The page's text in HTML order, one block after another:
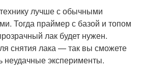
лучше с обычными
Тогда праймер с базой и топом
лак будет нужен.
снятия лака — так вы сможете
неудачные эксперименты.